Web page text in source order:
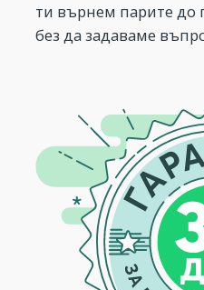
ти върнем парите до
без да задаваме